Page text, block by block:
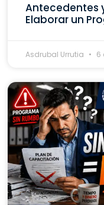
Antecedentes
Elaborar un
Asdrubal Urrutia 6